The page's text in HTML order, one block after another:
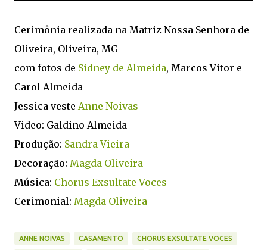
Cerimônia realizada na Matriz Nossa Senhora de
Oliveira, Oliveira, MG
com fotos de Sidney de Almeida, Marcos Vitor e
Carol Almeida
Jessica veste Anne Noivas
Video: Galdino Almeida
Produção: Sandra Vieira
Decoração: Magda Oliveira
Música: Chorus Exsultate Voces
Cerimonial: Magda Oliveira
ANNE NOIVAS CASAMENTO CHORUS EXSULTATE VOCES